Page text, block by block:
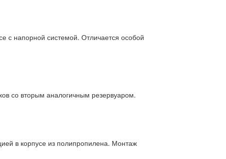
с напорной системой. Отличается особой
со вторым аналогичным резервуаром.
в корпусе из полипропилена. Монтаж